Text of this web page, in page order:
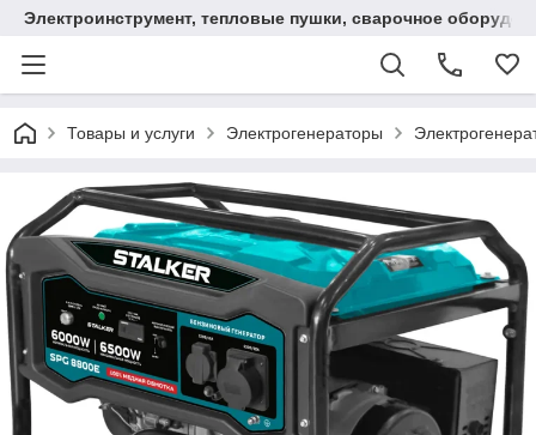
Электроинструмент, тепловые пушки, сварочное
Товары и услуги Электрогенераторы